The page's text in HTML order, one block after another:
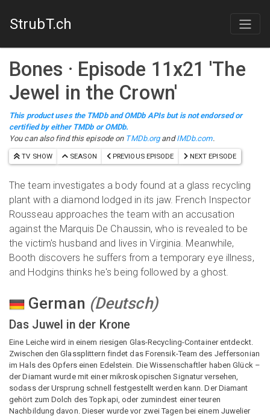
StrubT.ch
Bones · Episode 11x21 'The
Jewel in the Crown'
This product uses the TMDb and OMDb APIs but is not endorsed or
certified by either TMDb or OMDb.
You can also find this episode on TMDb.organdIMDb.com.
TV SHOW SEASON PREVIOUS EPISODE NEXT EPISODE
The team investigates a body found at a glass recycling
plant with a diamond lodged in its jaw. French Inspector
Rousseau approaches the team with an accusation
against the Marquis De Chaussin, who is revealed to be
the victim's husband and lives in Virginia. Meanwhile,
Booth discovers he suffers from a temporary eye illness,
and Hodgins thinks he's being followed by a ghost.
German (Deutsch)
Das Juwel in der Krone
Eine Leiche wird in einem riesigen Glas-Recycling-Container entdeckt.
Zwischen den Glassplittern findet das Forensik-Team des Jeffersonian
im Hals des Opfers einen Edelstein. Die Wissenschaftler haben Glück –
der Diamant wurde mit einer mikroskopischen Signatur versehen,
sodass der Ursprung schnell festgestellt werden kann. Der Diamant
gehört zum Dolch des Topkapi, oder zumindest einer teuren
Nachbildung davon. Dieser wurde vor zwei Tagen bei einem Juwelier